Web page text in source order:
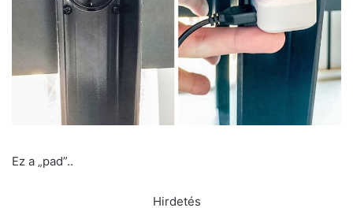
Ez a „pad”..
Hirdetés